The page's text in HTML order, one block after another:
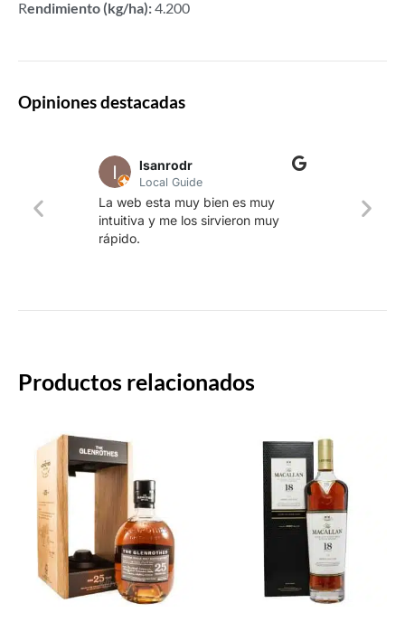
Rendimiento (kg/ha):4.200
Opiniones destacadas
lsanrodr
Local Guide
La web esta muy bien es muy
intuitiva y me los sirvieron muy
rápido.
Productos relacionados